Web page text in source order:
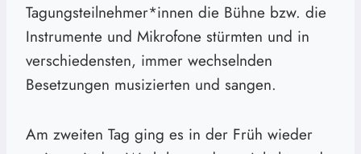
Tagungsteilnehmer*innen die Bühne bzw. die
Instrumente und Mikrofone stürmten und in
verschiedensten, immer wechselnden
Besetzungen musizierten und sangen.
Am zweiten Tag ging es in der Früh wieder